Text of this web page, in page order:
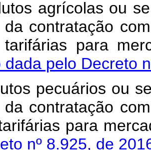
agrícolas ou
da contratação
tarifárias
dada pelo Decreto
pecuários ou
da contratação
tarifárias para
nº 8.925, de